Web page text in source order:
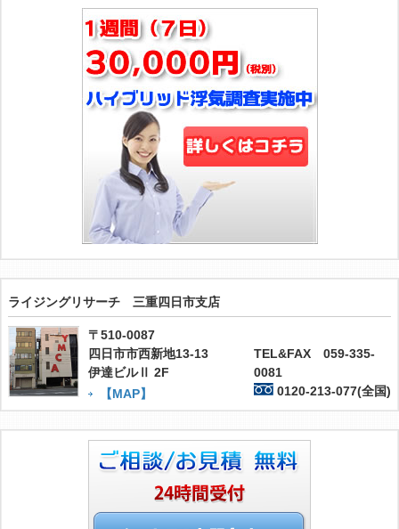
ライジングリサーチ 三重四日市支店
〒510-0087
四日市市西新地13-13
伊達ビルⅡ 2F
【MAP】
TEL&FAX 059-335-
0081
0120-213-077(全国)